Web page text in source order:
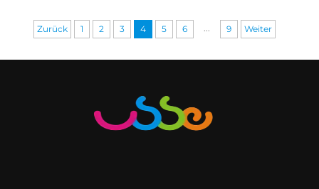
haftfrei und hitzebeständig
Zurück 1 2 3 4 5 6 ... 9 Weiter